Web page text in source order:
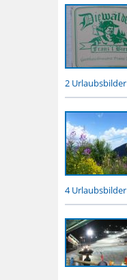
2 Urlaubsbilder
4 Urlaubsbilder